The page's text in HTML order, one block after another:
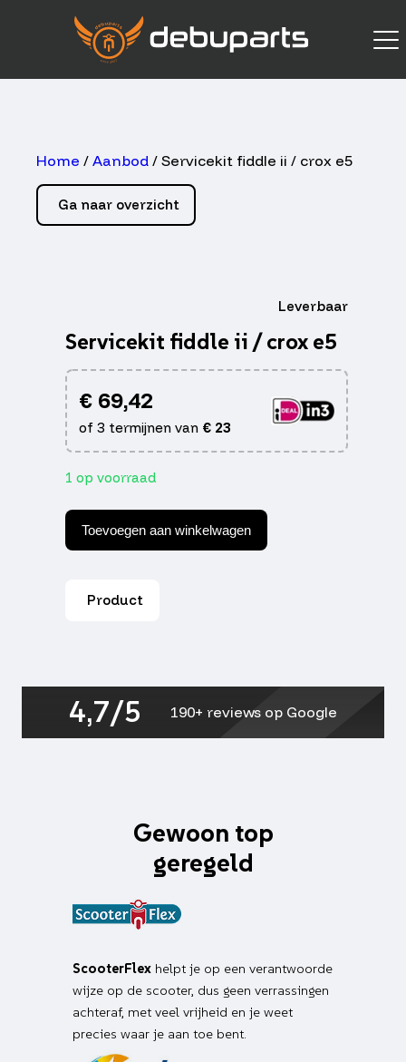
Home / Aanbod / Servicekit fiddle ii / crox e5
Ga naar overzicht
Leverbaar
Servicekit fiddle ii / crox e5
€69,42
of 3 termijnen van €23
1 op voorraad
fiddle
/
aantal
Toevoegen aan winkelwagen
Product
4,7/5 190+ reviews op Google
Gewoon top
geregeld
ScooterFlex helpt je op een verantwoorde
wijze op de scooter, dus geen verrassingen
achteraf, met veel vrijheid en je weet
precies waar je aan toe bent.